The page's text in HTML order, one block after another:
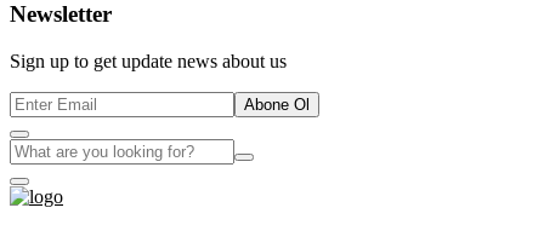
Newsletter
Sign up to get update news about us
Abone Ol